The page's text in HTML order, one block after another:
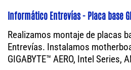
Informático Entrevías - Placa base
Realizamos montaje de placas
Entrevías. Instalamos
GIGABYTE™ AERO, Intel Series,